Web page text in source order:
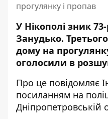
прогулянку і пропав
У Нікополі зник
Занудько.
дому на
оголосили в
Про це повідомляє
посиланням на
Дніпропетровській